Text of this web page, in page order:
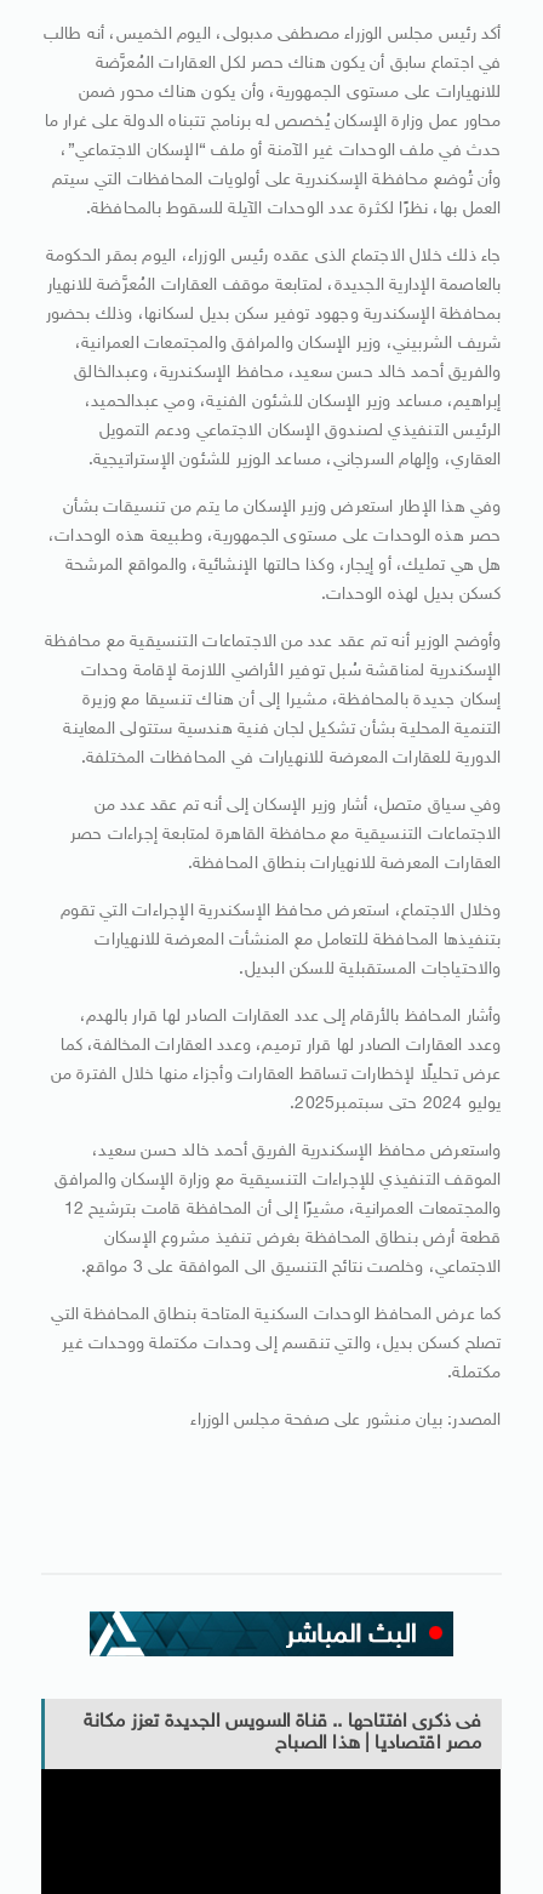
أكد رئيس مجلس الوزراء مصطفى مدبولى، اليوم الخميس، أنه طالب
في اجتماع سابق أن يكون هناك حصر لكل العقارات المُعرَّضة
للانهيارات على مستوى الجمهورية، وأن يكون هناك محور ضمن
محاور عمل وزارة الإسكان يُخصص له برنامج تتبناه الدولة على غرار ما
حدث في ملف الوحدات غير الآمنة أو ملف “الإسكان الاجتماعي”،
وأن تُوضع محافظة الإسكندرية على أولويات المحافظات التي سيتم
العمل بها، نظرًا لكثرة عدد الوحدات الآيلة للسقوط بالمحافظة.
جاء ذلك خلال الاجتماع الذى عقده رئيس الوزراء، اليوم بمقر الحكومة
بالعاصمة الإدارية الجديدة، لمتابعة موقف العقارات المُعرَّضة للانهيار
بمحافظة الإسكندرية وجهود توفير سكن بديل لسكانها، وذلك بحضور
شريف الشربيني، وزير الإسكان والمرافق والمجتمعات العمرانية،
والفريق أحمد خالد حسن سعيد، محافظ الإسكندرية، وعبدالخالق
إبراهيم، مساعد وزير الإسكان للشئون الفنية، ومي عبدالحميد،
الرئيس التنفيذي لصندوق الإسكان الاجتماعي ودعم التمويل
العقاري، وإلهام السرجاني، مساعد الوزير للشئون الإستراتيجية.
وفي هذا الإطار استعرض وزير الإسكان ما يتم من تنسيقات بشأن
حصر هذه الوحدات على مستوى الجمهورية، وطبيعة هذه الوحدات،
هل هي تمليك، أو إيجار، وكذا حالتها الإنشائية، والمواقع المرشحة
كسكن بديل لهذه الوحدات.
وأوضح الوزير أنه تم عقد عدد من الاجتماعات التنسيقية مع محافظة
الإسكندرية لمناقشة سُبل توفير الأراضي اللازمة لإقامة وحدات
إسكان جديدة بالمحافظة، مشيرا إلى أن هناك تنسيقا مع وزيرة
التنمية المحلية بشأن تشكيل لجان فنية هندسية ستتولى المعاينة
الدورية للعقارات المعرضة للانهيارات في المحافظات المختلفة.
وفي سياق متصل، أشار وزير الإسكان إلى أنه تم عقد عدد من
الاجتماعات التنسيقية مع محافظة القاهرة لمتابعة إجراءات حصر
العقارات المعرضة للانهيارات بنطاق المحافظة.
وخلال الاجتماع، استعرض محافظ الإسكندرية الإجراءات التي تقوم
بتنفيذها المحافظة للتعامل مع المنشأت المعرضة للانهيارات
والاحتياجات المستقبلية للسكن البديل.
وأشار المحافظ بالأرقام إلى عدد العقارات الصادر لها قرار بالهدم،
وعدد العقارات الصادر لها قرار ترميم، وعدد العقارات المخالفة، كما
عرض تحليلًا لإخطارات تساقط العقارات وأجزاء منها خلال الفترة من
يوليو 2024 حتى سبتمبر2025.
واستعرض محافظ الإسكندرية الفريق أحمد خالد حسن سعيد،
الموقف التنفيذي للإجراءات التنسيقية مع وزارة الإسكان والمرافق
والمجتمعات العمرانية، مشيرًا إلى أن المحافظة قامت بترشيح 12
قطعة أرض بنطاق المحافظة بغرض تنفيذ مشروع الإسكان
الاجتماعي، وخلصت نتائج التنسيق الى الموافقة على 3 مواقع.
كما عرض المحافظ الوحدات السكنية المتاحة بنطاق المحافظة التي
تصلح كسكن بديل، والتي تنقسم إلى وحدات مكتملة ووحدات غير
مكتملة.
المصدر: بيان منشور على صفحة مجلس الوزراء
فى ذكرى افتتاحها .. قناة السويس الجديدة تعزز مكانة
مصر اقتصاديا | هذا الصباح